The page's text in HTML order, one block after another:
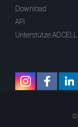
Download
API
Unterstütze ADCELL